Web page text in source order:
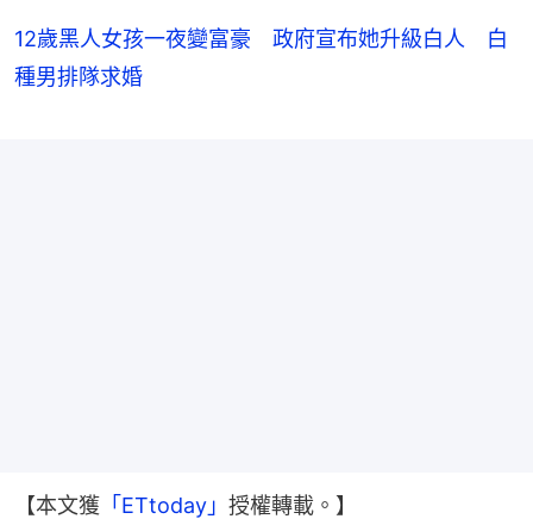
12歲黑人女孩一夜變富豪 政府宣布她升級白人 白
種男排隊求婚
【本文獲 「ETtoday」 授權轉載。】